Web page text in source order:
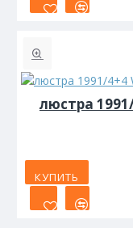
люстра
КУПИТЬ